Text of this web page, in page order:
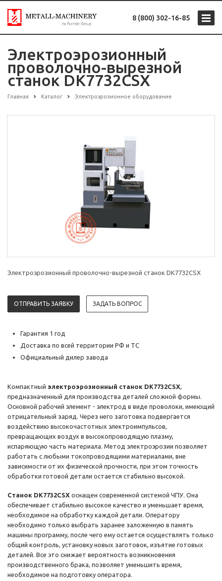
8 (800) 302-16-85
Электроэрозионный
проволочно-вырезной
станок DK7732CSX
Главная Каталог Электроэрозионное оборудование
Электроэрозионный проволочно-вырезной станок DK7732CSX
ОТПРАВИТЬ ЗАЯВКУ ЗАДАТЬ ВОПРОС
Гарантия 1 год
Доставка по всей территории РФ и ТС
Официальный дилер завода
Компактный электроэрозионный станок DK7732CSX,
предназначенный для производства деталей сложной формы.
Основной рабочий элемент - электрод в виде проволоки, имеющий
отрицательный заряд. Через него заготовка подвергается
воздействию высокочастотных электроимпульсов,
превращающих воздух в высокопроводящую плазму,
испаряющую часть материала. Метод электроэрозии позволяет
работать с любыми токопроводящими материалами, вне
зависимости от их физической прочности, при этом точность
обработки готовой детали остается стабильно высокой.
Станок DK7732CSX оснащен современной системой ЧПУ. Она
обеспечивает стабильно высокое качество и уменьшает время,
необходимое на обработку каждой детали. Оператору
необходимо только выбрать заранее заложенную в память
машины программу, после чего ему остается осуществлять только
общий контроль, установку новых заготовок, изъятие готовых
деталей. Все это снижает вероятность возникновения
производственного брака, позволяет уменьшить время,
необходимое на подготовку оператора.